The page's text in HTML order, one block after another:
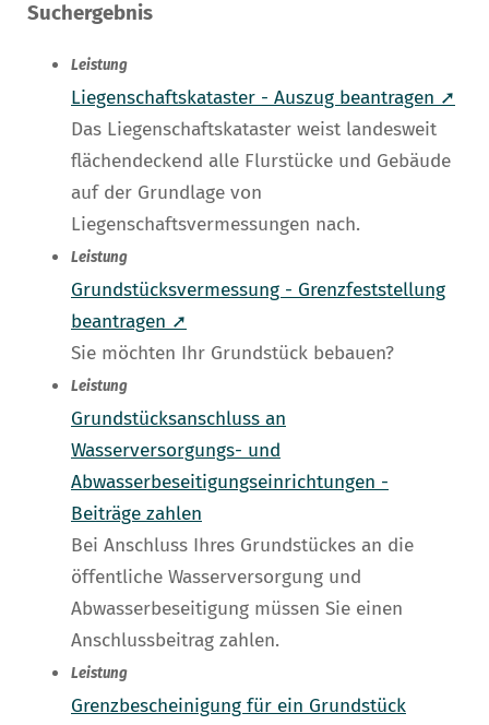
Suchergebnis
Leistung
Liegenschaftskataster - Auszug beantragen ➚
Das Liegenschaftskataster weist landesweit
flächendeckend alle Flurstücke und Gebäude
auf der Grundlage von
Liegenschaftsvermessungen nach.
Leistung
Grundstücksvermessung - Grenzfeststellung
beantragen ➚
Sie möchten Ihr Grundstück bebauen?
Leistung
Grundstücksanschluss an
Wasserversorgungs- und
Abwasserbeseitigungseinrichtungen -
Beiträge zahlen
Bei Anschluss Ihres Grundstückes an die
öffentliche Wasserversorgung und
Abwasserbeseitigung müssen Sie einen
Anschlussbeitrag zahlen.
Leistung
Grenzbescheinigung für ein Grundstück